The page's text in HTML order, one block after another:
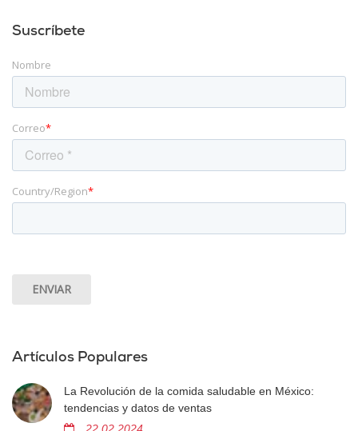
Suscríbete
Nombre
Correo*
Country/Region*
Artículos Populares
La Revolución de la comida saludable en México:
tendencias y datos de ventas